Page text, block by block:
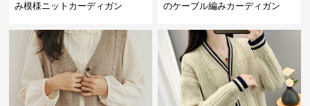
み模様ニットカーディガン
のケーブル編みカーディガン